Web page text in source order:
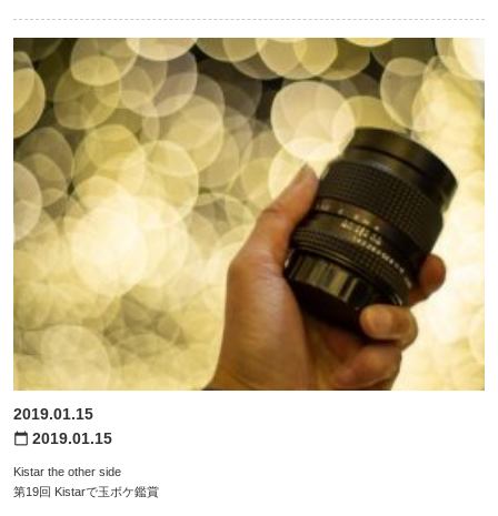
2019.01.15
Kistar the other side
第19回 Kistarで玉ボケ鑑賞
calendar_today 2019.01.15